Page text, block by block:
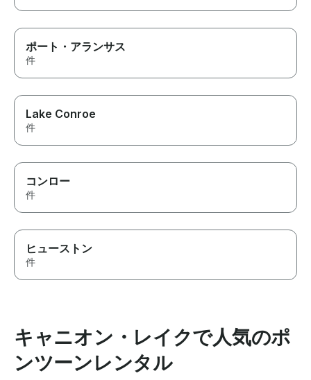
ポート・アランサス
件
Lake Conroe
件
コンロー
件
ヒューストン
件
キャニオン・レイクで人気のポ
ンツーンレンタル